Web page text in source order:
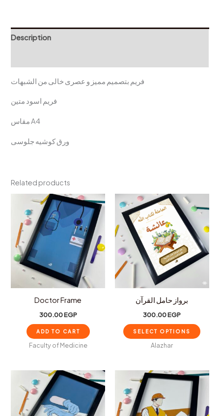
Description
فريم بتصميم مميز و عصرى خالى من الشبهات
فريم اسود متين
مقاس A4
ورق كوشيه جلوسى
Related products
Doctor Frame
300.00EGP
ADD TO CART
Faculty of Medicine
برواز حامل القرآن
300.00EGP
SELECT OPTIONS
Alazhar